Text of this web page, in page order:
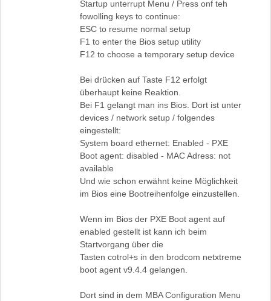
Startup unterrupt Menu / Press onf teh
fowolling keys to continue:
ESC to resume normal setup
F1 to enter the Bios setup utility
F12 to choose a temporary setup device
Bei drücken auf Taste F12 erfolgt
überhaupt keine Reaktion.
Bei F1 gelangt man ins Bios. Dort ist unter
devices / network setup / folgendes
eingestellt:
System board ethernet: Enabled - PXE
Boot agent: disabled - MAC Adress: not
available
Und wie schon erwähnt keine Möglichkeit
im Bios eine Bootreihenfolge einzustellen.
Wenn im Bios der PXE Boot agent auf
enabled gestellt ist kann ich beim
Startvorgang über die
Tasten cotrol+s in den brodcom netxtreme
boot agent v9.4.4 gelangen.
Dort sind in dem MBA Configuration Menu